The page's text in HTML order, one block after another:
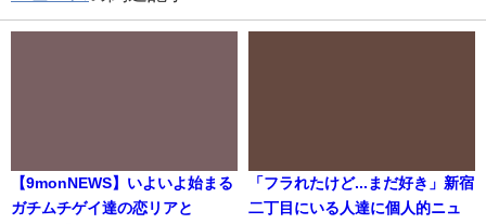
【9monNEWS】いよいよ始まる
ガチムチゲイ達の恋リアと
「フラれたけど...まだ好き」新宿
二丁目にいる人達に個人的ニュ